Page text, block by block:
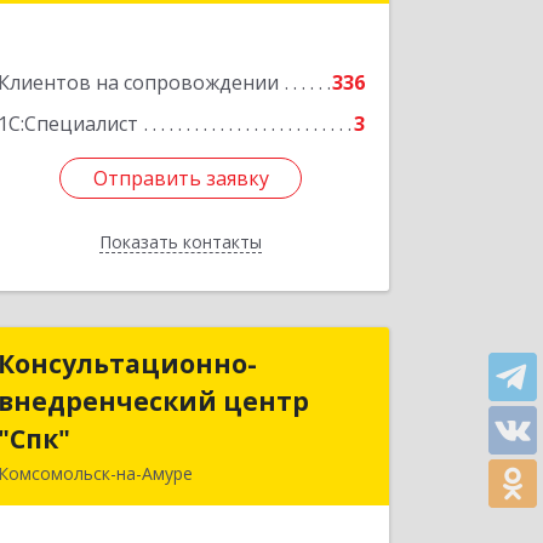
Клиентов на сопровождении
336
1С:Специалист
3
Отправить заявку
Показать контакты
Отправить заявку
Назад
Консультационно-
внедренческий центр
"Спк"
Комсомольск-на-Амуре
Консультационно-
внедренческий центр